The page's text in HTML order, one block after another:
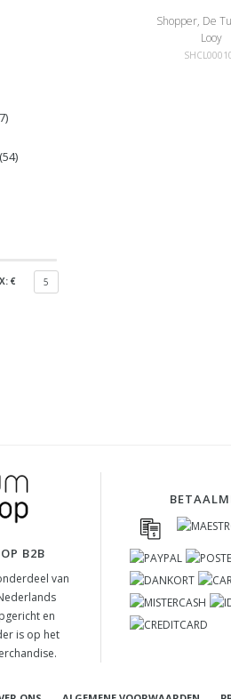
(54)
€ 5
Shopper, De
Looy
B2B
van
en
is op het